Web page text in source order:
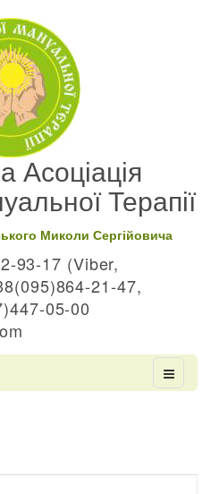
Асоціація
Терапії
Миколи Сергійовича
93-17 (Viber,
21-47,
05-00